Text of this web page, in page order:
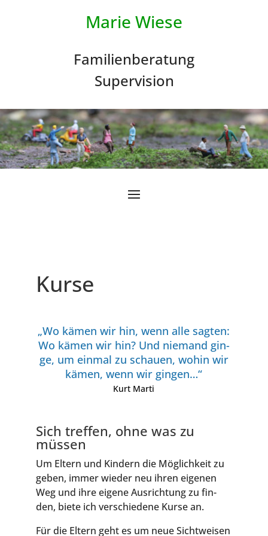
Marie Wiese
Familienberatung
Supervision
Kur­se
„Wo kämen wir hin, wenn alle sag­ten:
Wo kämen wir hin? Und nie­mand gin­
ge, um ein­mal zu schau­en, wohin wir
kämen, wenn wir gingen…“
Kurt Mar­ti
Sich tref­fen, ohne was zu
müssen
Um Eltern und Kin­dern die Mög­lich­keit zu
geben, immer wie­der neu ihren eige­nen
Weg und ihre eige­ne Aus­rich­tung zu fin­
den, bie­te ich ver­schie­de­ne Kur­se an.
Für die Eltern geht es um neue Sicht­wei­sen